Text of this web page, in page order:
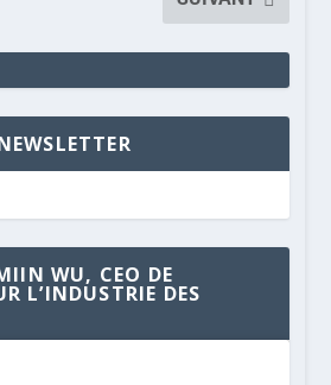
WU, CEO DE
L’INDUSTRIE DES